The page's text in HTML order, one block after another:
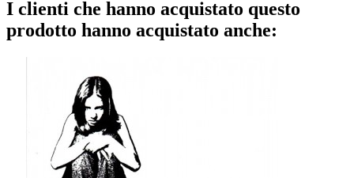
I clienti che hanno acquistato questo
prodotto hanno acquistato anche: